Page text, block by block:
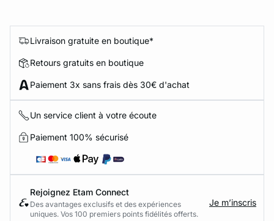
Livraison gratuite en boutique*
Retours gratuits en boutique
Paiement 3x sans frais dès 30€ d'achat
Un service client à votre écoute
Paiement 100% sécurisé
Rejoignez Etam Connect
Des avantages exclusifs et des expériences
uniques. Vos 100 premiers points fidélités offerts.
Je m’inscris